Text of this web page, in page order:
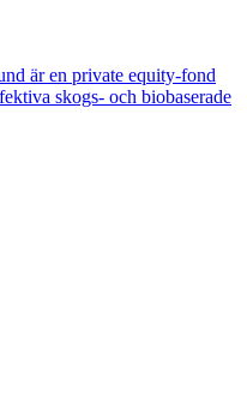
är en private equity-fond
skogs- och biobaserade